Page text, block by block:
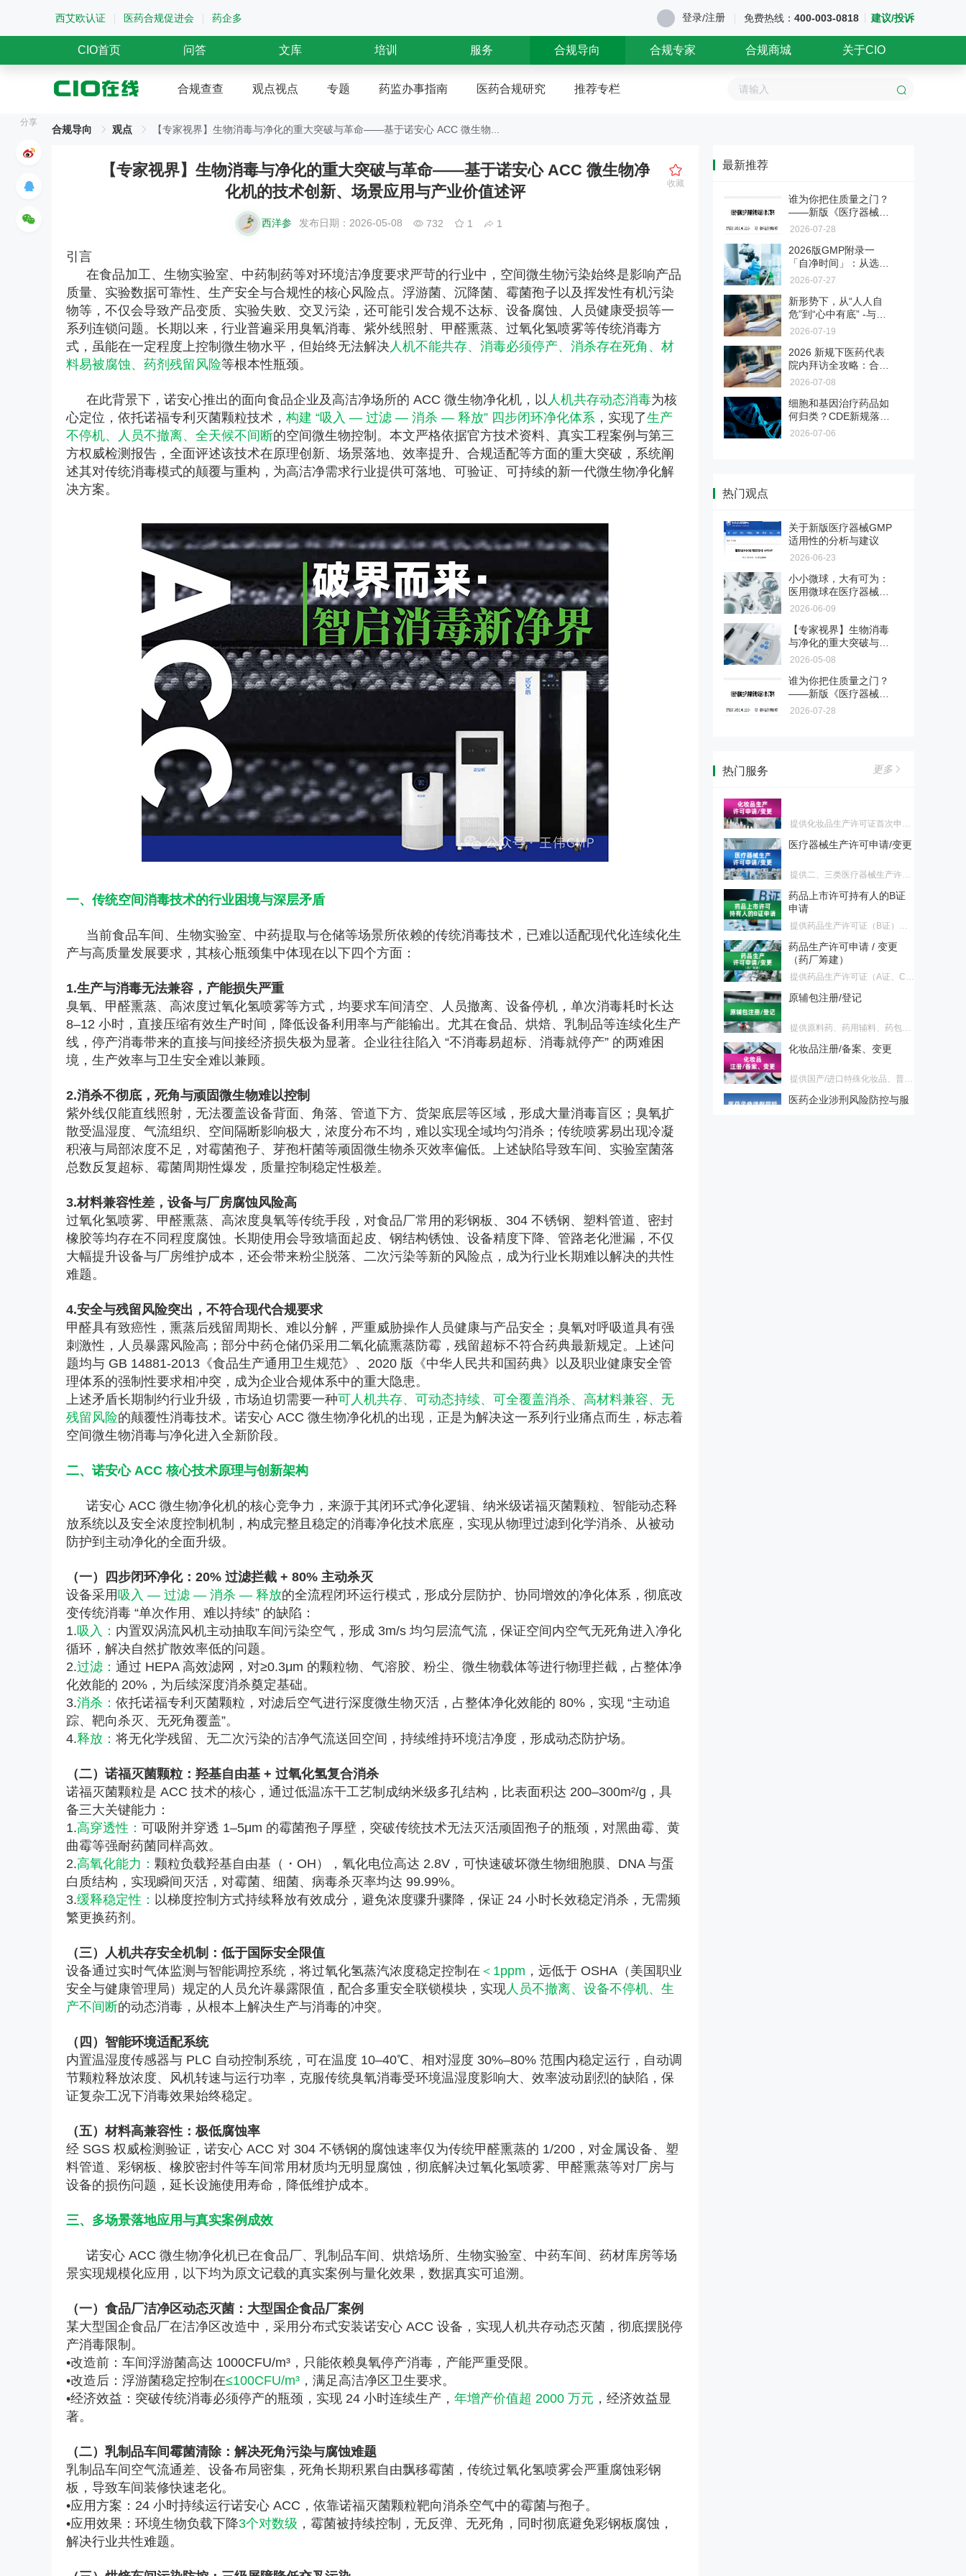
西艾欧认证 医药合规促进会 药企多 登录/注册 免费热线： 400-003-0818 建议/投诉
CIO首页 问答 文库 培训 服务 合规导向 合规专家 合规商城 关于CIO
合规查查 观点视点 专题 药监办事指南 医药合规研究 推荐专栏
合规导向 观点 【专家视界】生物消毒与净化的重大突破与革命——基于诺安心 ACC 微生物...
【专家视界】生物消毒与净化的重大突破与革命——基于诺安心 ACC 微生物净
化机的技术创新、场景应用与产业价值述评
西洋参 发布日期：2026-05-08 732 1 1
收藏
引言
在食品加工、生物实验室、中药制药等对环境洁净度要求严苛的行业中，空间微生物污染始终是影响产品
质量、实验数据可靠性、生产安全与合规性的核心风险点。浮游菌、沉降菌、霉菌孢子以及挥发性有机污染
物等，不仅会导致产品变质、实验失败、交叉污染，还可能引发合规不达标、设备腐蚀、人员健康受损等一
系列连锁问题。长期以来，行业普遍采用臭氧消毒、紫外线照射、甲醛熏蒸、过氧化氢喷雾等传统消毒方
式，虽能在一定程度上控制微生物水平，但始终无法解决人机不能共存、消毒必须停产、消杀存在死角、材
料易被腐蚀、药剂残留风险等根本性瓶颈。
在此背景下，诺安心推出的面向食品企业及高洁净场所的 ACC 微生物净化机，以 人机共存动态消毒为核
心定位，依托诺福专利灭菌颗粒技术， 构建 “吸入 — 过滤 — 消杀 — 释放” 四步闭环净化体系 ，实现了生产
不停机、人员不撤离、全天候不间断的空间微生物控制。本文严格依据官方技术资料、真实工程案例与第三
方权威检测报告，全面评述该技术在原理创新、场景落地、效率提升、合规适配等方面的重大突破，系统阐
述其对传统消毒模式的颠覆与重构，为高洁净需求行业提供可落地、可验证、可持续的新一代微生物净化解
决方案。
一、传统空间消毒技术的行业困境与深层矛盾
当前食品车间、生物实验室、中药提取与仓储等场景所依赖的传统消毒技术，已难以适配现代化连续化生
产与高质量发展要求，其核心瓶颈集中体现在以下四个方面：
1.生产与消毒无法兼容，产能损失严重
臭氧、甲醛熏蒸、高浓度过氧化氢喷雾等方式，均要求车间清空、人员撤离、设备停机，单次消毒耗时长达
8–12 小时，直接压缩有效生产时间，降低设备利用率与产能输出。尤其在食品、烘焙、乳制品等连续化生产
线，停产消毒带来的直接与间接经济损失极为显著。企业往往陷入 “不消毒易超标、消毒就停产” 的两难困
境，生产效率与卫生安全难以兼顾。
2.消杀不彻底，死角与顽固微生物难以控制
紫外线仅能直线照射，无法覆盖设备背面、角落、管道下方、货架底层等区域，形成大量消毒盲区；臭氧扩
散受温湿度、气流组织、空间隔断影响极大，浓度分布不均，难以实现全域均匀消杀；传统喷雾易出现冷凝
积液与局部浓度不足，对霉菌孢子、芽孢杆菌等顽固微生物杀灭效率偏低。上述缺陷导致车间、实验室菌落
总数反复超标、霉菌周期性爆发，质量控制稳定性极差。
3.材料兼容性差，设备与厂房腐蚀风险高
过氧化氢喷雾、甲醛熏蒸、高浓度臭氧等传统手段，对食品厂常用的彩钢板、304 不锈钢、塑料管道、密封
橡胶等均存在不同程度腐蚀。长期使用会导致墙面起皮、钢结构锈蚀、设备精度下降、管路老化泄漏，不仅
大幅提升设备与厂房维护成本，还会带来粉尘脱落、二次污染等新的风险点，成为行业长期难以解决的共性
难题。
4.安全与残留风险突出，不符合现代合规要求
甲醛具有致癌性，熏蒸后残留周期长、难以分解，严重威胁操作人员健康与产品安全；臭氧对呼吸道具有强
刺激性，人员暴露风险高；部分中药仓储仍采用二氧化硫熏蒸防霉，残留超标不符合药典最新规定。上述问
题均与 GB 14881-2013《食品生产通用卫生规范》、2020 版《中华人民共和国药典》以及职业健康安全管
理体系的强制性要求相冲突，成为企业合规体系中的重大隐患。
上述矛盾长期制约行业升级，市场迫切需要一种可人机共存、可动态持续、可全覆盖消杀、高材料兼容、无
残留风险的颠覆性消毒技术。诺安心 ACC 微生物净化机的出现，正是为解决这一系列行业痛点而生，标志着
空间微生物消毒与净化进入全新阶段。
二、诺安心 ACC 核心技术原理与创新架构
诺安心 ACC 微生物净化机的核心竞争力，来源于其闭环式净化逻辑、纳米级诺福灭菌颗粒、智能动态释
放系统以及安全浓度控制机制，构成完整且稳定的消毒净化技术底座，实现从物理过滤到化学消杀、从被动
防护到主动净化的全面升级。
（一）四步闭环净化：20% 过滤拦截 + 80% 主动杀灭
设备采用吸入 — 过滤 — 消杀 — 释放的全流程闭环运行模式，形成分层防护、协同增效的净化体系，彻底改
变传统消毒 “单次作用、难以持续” 的缺陷：
1.吸入： 内置双涡流风机主动抽取车间污染空气，形成 3m/s 均匀层流气流，保证空间内空气无死角进入净化
循环，解决自然扩散效率低的问题。
2.过滤： 通过 HEPA 高效滤网，对≥0.3μm 的颗粒物、气溶胶、粉尘、微生物载体等进行物理拦截，占整体净
化效能的 20%，为后续深度消杀奠定基础。
3.消杀： 依托诺福专利灭菌颗粒，对滤后空气进行深度微生物灭活，占整体净化效能的 80%，实现 “主动追
踪、靶向杀灭、无死角覆盖”。
4.释放： 将无化学残留、无二次污染的洁净气流送回空间，持续维持环境洁净度，形成动态防护场。
（二）诺福灭菌颗粒：羟基自由基 + 过氧化氢复合消杀
诺福灭菌颗粒是 ACC 技术的核心，通过低温冻干工艺制成纳米级多孔结构，比表面积达 200–300m²/g，具
备三大关键能力：
1.高穿透性： 可吸附并穿透 1–5μm 的霉菌孢子厚壁，突破传统技术无法灭活顽固孢子的瓶颈，对黑曲霉、黄
曲霉等强耐药菌同样高效。
2.高氧化能力： 颗粒负载羟基自由基（・OH），氧化电位高达 2.8V，可快速破坏微生物细胞膜、DNA 与蛋
白质结构，实现瞬间灭活，对霉菌、细菌、病毒杀灭率均达 99.99%。
3.缓释稳定性： 以梯度控制方式持续释放有效成分，避免浓度骤升骤降，保证 24 小时长效稳定消杀，无需频
繁更换药剂。
（三）人机共存安全机制：低于国际安全限值
设备通过实时气体监测与智能调控系统，将过氧化氢蒸汽浓度稳定控制在 ＜1ppm ，远低于 OSHA（美国职业
安全与健康管理局）规定的人员允许暴露限值，配合多重安全联锁模块，实现人员不撤离、设备不停机、生
产不间断的动态消毒，从根本上解决生产与消毒的冲突。
（四）智能环境适配系统
内置温湿度传感器与 PLC 自动控制系统，可在温度 10–40℃、相对湿度 30%–80% 范围内稳定运行，自动调
节颗粒释放浓度、风机转速与运行功率，克服传统臭氧消毒受环境温湿度影响大、效率波动剧烈的缺陷，保
证复杂工况下消毒效果始终稳定。
（五）材料高兼容性：极低腐蚀率
经 SGS 权威检测验证，诺安心 ACC 对 304 不锈钢的腐蚀速率仅为传统甲醛熏蒸的 1/200，对金属设备、塑
料管道、彩钢板、橡胶密封件等车间常用材质均无明显腐蚀，彻底解决过氧化氢喷雾、甲醛熏蒸等对厂房与
设备的损伤问题，延长设施使用寿命，降低维护成本。
三、多场景落地应用与真实案例成效
诺安心 ACC 微生物净化机已在食品厂、乳制品车间、烘焙场所、生物实验室、中药车间、药材库房等场
景实现规模化应用，以下均为原文记载的真实案例与量化效果，数据真实可追溯。
（一）食品厂洁净区动态灭菌：大型国企食品厂案例
某大型国企食品厂在洁净区改造中，采用分布式安装诺安心 ACC 设备，实现人机共存动态灭菌，彻底摆脱停
产消毒限制。
•改造前：车间浮游菌高达 1000CFU/m³，只能依赖臭氧停产消毒，产能严重受限。
•改造后：浮游菌稳定控制在≤100CFU/m³ ，满足高洁净区卫生要求。
•经济效益：突破传统消毒必须停产的瓶颈，实现 24 小时连续生产， 年增产价值超 2000 万元 ，经济效益显
著。
（二）乳制品车间霉菌清除：解决死角污染与腐蚀难题
乳制品车间空气流通差、设备布局密集，死角长期积累自由飘移霉菌，传统过氧化氢喷雾会严重腐蚀彩钢
板，导致车间装修快速老化。
•应用方案：24 小时持续运行诺安心 ACC，依靠诺福灭菌颗粒靶向消杀空气中的霉菌与孢子。
•应用效果：环境生物负载下降3个对数级 ，霉菌被持续控制，无反弹、无死角，同时彻底避免彩钢板腐蚀，
解决行业共性难题。
最新推荐
谁为你把住质量之门？
——新版《医疗器械生
产质量管理规范》第三
2026-07-28
2026版GMP附录一
「自净时间」：从选做
变必做
2026-07-27
新形势下，从“人人自
危”到“心中有底” -与医
药企业管理层、董事
对话
2026-07-19
2026 新规下医药代表
院内拜访全攻略：合规
是底线，专业是出路
2026-07-08
细胞和基因治疗药品如
何归类？CDE新规落
地，与818号令“双轨
2026-07-06
热门观点
关于新版医疗器械GMP
适用性的分析与建议
2026-06-23
小小微球，大有可为：
医用微球在医疗器械领
域的广泛应用
2026-06-09
【专家视界】生物消毒
与净化的重大突破与革
命——基于诺安心 ACC
新、场景应用与产业价
值述评
2026-05-08
谁为你把住质量之门？
——新版《医疗器械生
产质量管理规范》第三
2026-07-28
热门服务 更多
医药企业涉刑风险防控与服
务
了单位行贿、对非公行贿等罪名
标准，正式终结民企与国企量
刑“双轨制”。为帮助企业精准理
焦虑，本会推出专项解决方案，
助您全面识别并化解涉刑风险。
【深检·CIO联合】医药验证
服务
话。面对GMP检查员的逐页审
查，您的验证文件经得起推敲
吗？深检集团与CIO合规保证组
交付每一份检查员都挑不出毛病
的验证证据链。国字号检测背书
+ CIO合规深服务，让验证经得
药品上市后临床评价・真实
世界研究 & 药物警戒全链条
持有人（MAH）提供药品上市后
临床评价、真实世界研究、药物
警戒主动监测、卫生经济学研究
合规破局与价值重塑 医药营
销转型实战训练营
三档可选，适合不同PV需求的药
品MAH、生产企业、境内责任
人。
品宣传片制作
本服务专注于为医药相关企业提
供品牌及产品宣传片制作，由医
药垂直专业团队打造，以合规传
播为核心准则，依托丰富的医院
资源，为医药生产企业、生物制
药公司、医疗器械厂商、医药创
新企业提供一站式影像传播解决
方案，助力企业品牌升级，解决
提升品牌公信力与临床端认可
度。
提供国产/进口二、三类医疗器
械、IVD首次注册、延续注册、
变更注册，国产/进口一类医疗器
械、IVD备案、备案变更服务
更
提供国产/进口（含港澳台）化
药、生物制品、中药首次注册、
再注册、上市后变更服务
式启动
第三届百城行已于2026年正式启
动。我们诚挚邀请各地监管部门
连锁总部、零售连锁药店、零售
化妆品生产许可申请/变更
医疗器械生产许可申请/变更
医疗器械生产备案、变更服务
药品上市许可持有人的B证
提供药品生产许可证（B证）首
不建药厂持证客户
药品生产许可申请 / 变更
提供药品生产许可证（A证、C
更服务，适合需药厂筹建客户
原辅包注册/登记
册服务
化妆品注册/备案、变更
册、变更注册/备案服务
医药企业涉刑风险防控与服
分享